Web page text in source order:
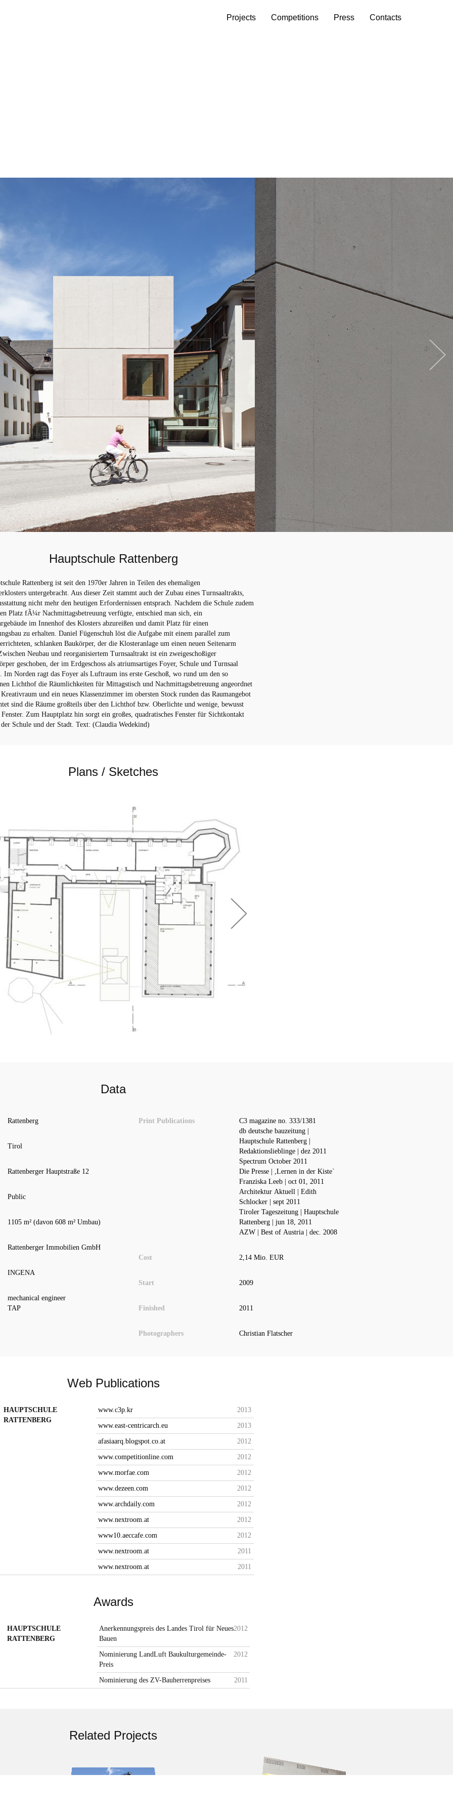
Projects Competitions Press Contacts
Hauptschule Rattenberg
Rattenberg ist seit den 1970er Jahren in Teilen des ehemaligen
untergebracht. Aus dieser Zeit stammt auch der Zubau eines Turnsaaltrakts,
nicht mehr den heutigen Erfordernissen entsprach. Nachdem die Schule zudem
Platz fÃ¼r Nachmittagsbetreuung verfügte, entschied man sich, ein
im Innenhof des Klosters abzureißen und damit Platz für einen
zu erhalten. Daniel Fügenschuh löst die Aufgabe mit einem parallel zum
schlanken Baukörper, der die Klosteranlage um einen neuen Seitenarm
Neubau und reorganisiertem Turnsaaltrakt ist ein zweigeschoßiger
geschoben, der im Erdgeschoss als atriumsartiges Foyer, Schule und Turnsaal
Im Norden ragt das Foyer als Luftraum ins erste Geschoß, wo rund um den so
Lichthof die Räumlichkeiten für Mittagstisch und Nachmittagsbetreuung angeordnet
und ein neues Klassenzimmer im obersten Stock runden das Raumangebot
sind die Räume großteils über den Lichthof bzw. Oberlichte und wenige, bewusst
Zum Hauptplatz hin sorgt ein großes, quadratisches Fenster für Sichtkontakt
Schule und der Stadt. Text: (Claudia Wedekind)
Plans / Sketches
Data
Rattenberg
Tirol
Rattenberger Hauptstraße 12
Public
1105 m² (davon 608 m² Umbau)
Rattenberger Immobilien GmbH
INGENA
mechanical engineer
TAP
Print Publications
C3 magazine no. 333/1381
db deutsche bauzeitung |
Hauptschule Rattenberg |
Redaktionslieblinge | dez 2011
Spectrum October 2011
Die Presse | ,Lernen in der Kiste`
Franziska Leeb | oct 01, 2011
Architektur Aktuell | Edith
Schlocker | sept 2011
Tiroler Tageszeitung | Hauptschule
Rattenberg | jun 18, 2011
AZW | Best of Austria | dec. 2008
Cost 2,14 Mio. EUR
Start 2009
Finished 2011
Photographers Christian Flatscher
Web Publications
HAUPTSCHULE
RATTENBERG
www.c3p.kr 2013
www.east-centricarch.eu 2013
afasiaarq.blogspot.co.at 2012
www.competitionline.com 2012
www.morfae.com 2012
www.dezeen.com 2012
www.archdaily.com 2012
www.nextroom.at 2012
www10.aeccafe.com 2012
www.nextroom.at 2011
www.nextroom.at 2011
Awards
HAUPTSCHULE
RATTENBERG
Anerkennungspreis des Landes Tirol für Neues
Bauen
2012
Nominierung LandLuft Baukulturgemeinde-
Preis
2012
Nominierung des ZV-Bauherrenpreises 2011
Related Projects